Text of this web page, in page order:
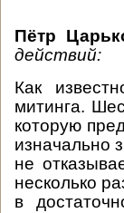
Пётр
действий:
Как
митинга.
которую
изначально
не
несколько
в